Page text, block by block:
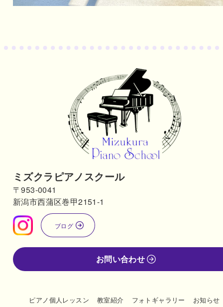
ミズクラピアノスクール
〒953-0041
新潟市西蒲区巻甲2151-1
ブログ
お問い合わせ
ピアノ個人レッスン 教室紹介 フォトギャラリー お知らせ